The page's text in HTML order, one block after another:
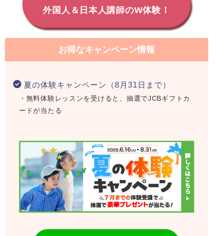
外国人＆日本人講師のW体験！
お得なキャンペーン情報
夏の体験キャンペーン（8月31日まで）
・無料体験レッスンを受けると、抽選でJCBギフトカ
ードが当たる